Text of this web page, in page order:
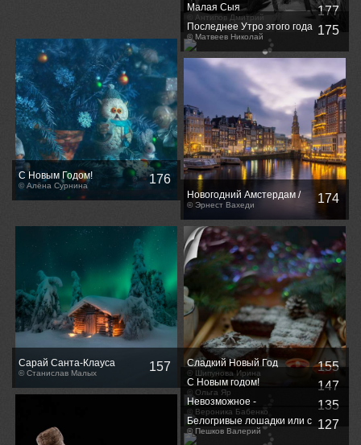
Малая Сыя
© Антипов Дмитрий 177
С Новым Годом!
© Алёна Сурнина 176
Последнее Утро этого года
© Матвеев Николай 175
Новогодний Амстердам /
Christmas time in Amsterdam
© Эрнест Вахеди 174
Сарай Санта-Клауса
© Cтанислав Малых 157 Сладкий Новый Год
© Шипунова Ирина 155
С Новым годом!
© Ольга Яр 147
Невозможное -
возможно?...)
© Вероника Бабенко 135
Белогривые лошадки или с
Наступающим Новым
© Пешков Валерий 127